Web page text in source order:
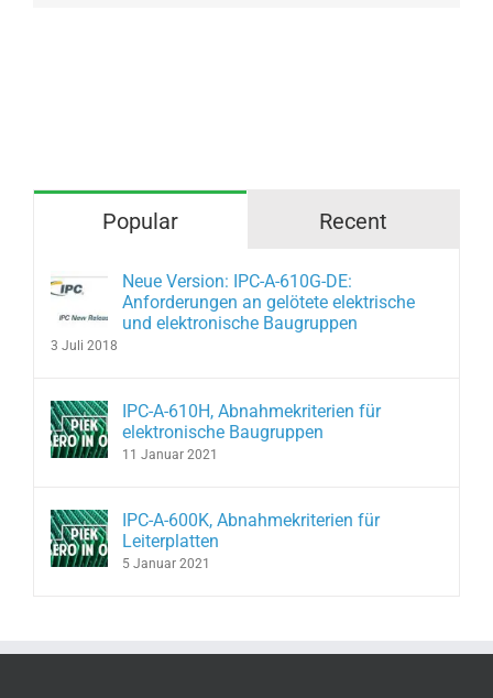
Popular Recent
Neue Version: IPC-A-610G-DE:
Anforderungen an gelötete elektrische
und elektronische Baugruppen
3 Juli 2018
IPC-A-610H, Abnahmekriterien für
elektronische Baugruppen
11 Januar 2021
IPC-A-600K, Abnahmekriterien für
Leiterplatten
5 Januar 2021